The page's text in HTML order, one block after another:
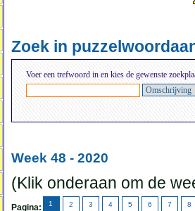
Zoek in
Voer een trefwoord in en kies de gewenste
Week 48 - 2020
(Klik onderaan om de
Pagina: 1 2 3 4 5 6 7 8